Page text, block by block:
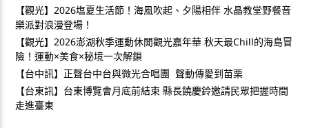
【觀光】2026塩夏生活節！海風吹起、夕陽相伴 水晶教堂野餐音
樂派對浪漫登場！
【觀光】2026澎湖秋季運動休閒觀光嘉年華 秋天最Chill的海島冒
險！運動×美食×秘境一次解鎖
【台中訊】正聲台中台與微光合唱團 聲動傳愛到苗栗
【台東訊】台東博覽會月底前結束 縣長饒慶鈴邀請民眾把握時間
走進臺東